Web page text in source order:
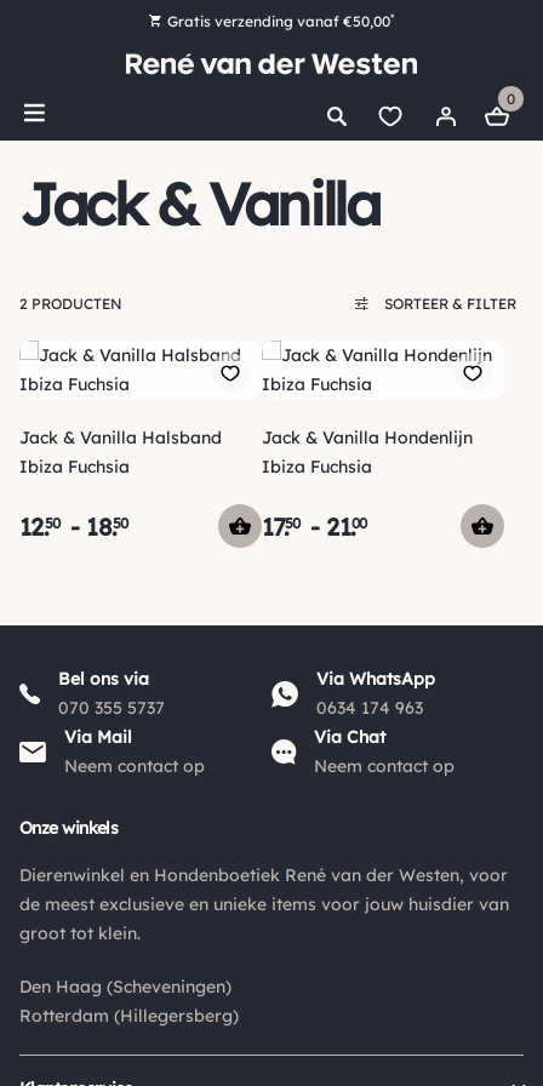
Gratis verzending vanaf €50,00*
Bestel nu, betaal later met Klarna
Ruim 16.000 artikelen op voorraad
Ruim 44 jaar kennis en ervaring
0
Jack & Vanilla
2 PRODUCTEN SORTEER & FILTER
Jack & Vanilla Halsband
Ibiza Fuchsia
12.50 - 18.50
Jack & Vanilla Hondenlijn
Ibiza Fuchsia
17.50 - 21.00
Bel ons via
070 355 5737
Via WhatsApp
0634 174 963
Via Mail
Neem contact op
Via Chat
Neem contact op
Onze winkels
Dierenwinkel en Hondenboetiek René van der Westen, voor
de meest exclusieve en unieke items voor jouw huisdier van
groot tot klein.
Den Haag (Scheveningen)
Rotterdam (Hillegersberg)